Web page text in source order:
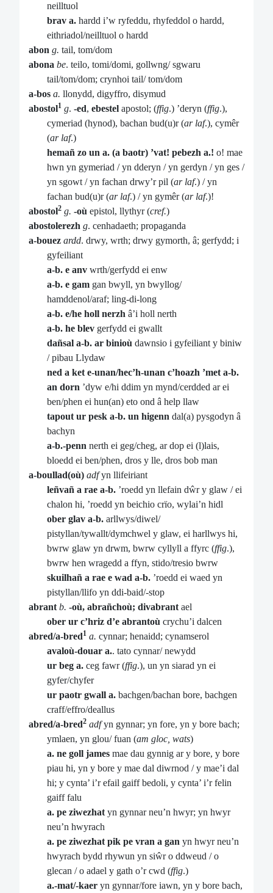
neilltuol
brav a. hardd i’w ryfeddu, rhyfeddol o hardd,
eithriadol/neilltuol o hardd
abon g. tail, tom/dom
abona be. teilo, tomi/domi, gollwng/ sgwaru
tail/tom/dom; crynhoi tail/ tom/dom
a-bos a. llonydd, digyffro, disymud
abostol1 g. -ed, ebestel apostol; (ffig.) ’deryn (ffig.),
cymeriad (hynod), bachan bud(u)r (ar laf.), cymêr
(ar laf.)
hemañ zo un a. (a baotr) ’vat! pebezh a.! o! mae
hwn yn gymeriad / yn dderyn / yn gerdyn / yn ges /
yn sgowt / yn fachan drwy’r pil (ar laf.) / yn
fachan bud(u)r (ar laf.) / yn gymêr (ar laf.)!
abostol2 g. -où epistol, llythyr (cref.)
abostolerezh g. cenhadaeth; propaganda
a-bouez ardd. drwy, wrth; drwy gymorth, â; gerfydd; i
gyfeiliant
a-b. e anv wrth/gerfydd ei enw
a-b. e gam gan bwyll, yn bwyllog/
hamddenol/araf; ling-di-long
a-b. e/he holl nerzh â’i holl nerth
a-b. he blev gerfydd ei gwallt
dañsal a-b. ar binioù dawnsio i gyfeiliant y biniw
/ pibau Llydaw
ned a ket e-unan/hec’h-unan c’hoazh ’met a-b.
an dorn ’dyw e/hi ddim yn mynd/cerdded ar ei
ben/phen ei hun(an) eto ond â help llaw
tapout ur pesk a-b. un higenn dal(a) pysgodyn â
bachyn
a-b.-penn nerth ei geg/cheg, ar dop ei (l)lais,
bloedd ei ben/phen, dros y lle, dros bob man
a-boullad(où) adfyn llifeiriant
leñvañ a rae a-b. ’roedd yn llefain dŵr y glaw / ei
chalon hi, ’roedd yn beichio crïo, wylai’n hidl
ober glav a-b. arllwys/diwel/
pistyllan/tywallt/dymchwel y glaw, ei harllwys hi,
bwrw glaw yn drwm, bwrw cyllyll a ffyrc (ffig.),
bwrw hen wragedd a ffyn, stido/tresio bwrw
skuilhañ a rae e wad a-b. ’roedd ei waed yn
pistyllan/llifo yn ddi-baid/-stop
abrant b. -où, abrañchoù; divabrant ael
ober ur c’hriz d’e abrantoù crychu’i dalcen
abred/a-bred1 a. cynnar; henaidd; cynamserol
avaloù-douar a.. tato cynnar/ newydd
ur beg a. ceg fawr (ffig.), un yn siarad yn ei
gyfer/chyfer
ur paotr gwall a. bachgen/bachan bore, bachgen
craff/effro/deallus
abred/a-bred2 adfyn gynnar; yn fore, yn y bore bach;
ymlaen, yn glou/ fuan (am gloc, wats)
a. ne goll james mae dau gynnig ar y bore, y bore
piau hi, yn y bore y mae dal diwrnod / y mae’i dal
hi; y cynta’ i’r efail gaiff bedoli, y cynta’ i’r felin
gaiff falu
a. pe ziwezhat yn gynnar neu’n hwyr; yn hwyr
neu’n hwyrach
a. pe ziwezhat pik pe vran a gan yn hwyr neu’n
hwyrach bydd rhywun yn siŵr o ddweud / o
glecan / o adael y gath o’r cwd (ffig.)
a.-mat/-kaer yn gynnar/fore iawn, yn y bore bach,